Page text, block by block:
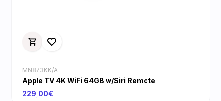
MN873KK/A
Apple TV 4K WiFi 64GB w/Siri Remote
229,00€